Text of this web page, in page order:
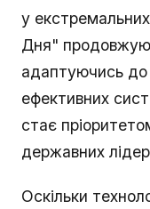
у
Дня"
адаптуючись до
ефективних
стає
державних
Оскільки